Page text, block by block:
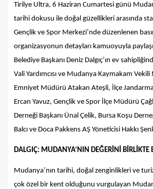
Tirilye Ultra, 6 Haziran Cumartesi günü
tarihi dokusu ile doğal güzellikleri arasında
Gençlik ve Spor Merkezi’nde düzenlenen
organizasyonun detayları kamuoyuyla
Belediye Başkanı Deniz Dalgıç’ın ev
Vali Yardımcısı ve Mudanya Kaymakam
Emniyet Müdürü Atakan Ateşli, İlçe
Ercan Yavuz, Gençlik ve Spor İlçe Müdürü
Derneği Başkanı Ünal Çelik, Bursa Koşu
Balcı ve Doca Pakkens AŞ Yöneticisi Hakkı
DALGIÇ: MUDANYA’NIN DEĞERİNİ BİRLİKTE
Mudanya’nın tarihi, doğal zenginlikleri ve
çok özel bir kent olduğunu vurgulayan